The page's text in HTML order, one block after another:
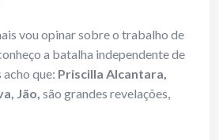
vou opinar sobre o trabalho de
a batalha independente de
que: Priscilla Alcantara,
Jão, são grandes revelações,